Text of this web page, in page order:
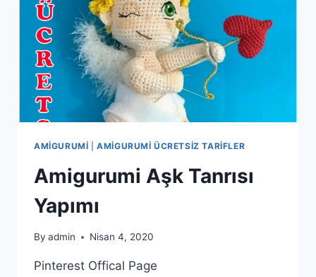
AMIGURUMI |AMIGURUMI ÜCRETSIZ TARIFLER
Amigurumi Aşk Tanrısı
Yapımı
By admin Nisan 4, 2020
Pinterest Offical Page